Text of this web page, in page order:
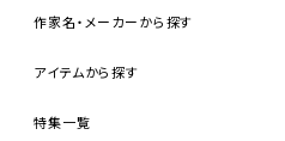
作家名・メーカーから探す
アイテムから探す
特集一覧